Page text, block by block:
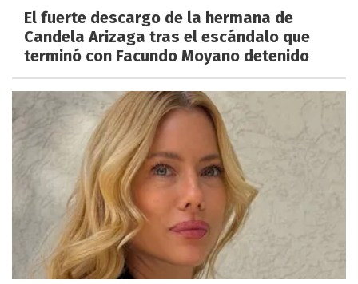
El fuerte descargo de la hermana de
Candela Arizaga tras el escándalo que
terminó con Facundo Moyano detenido